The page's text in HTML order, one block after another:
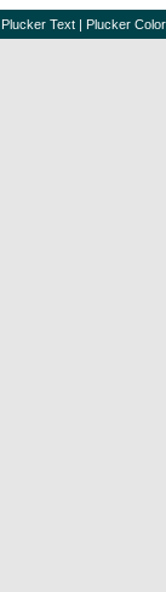
Plucker Text | Plucker Color